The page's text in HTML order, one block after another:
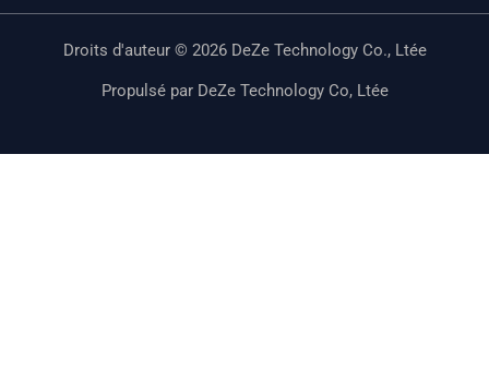
Droits d'auteur © 2026 DeZe Technology Co., Ltée
Propulsé par DeZe Technology Co, Ltée